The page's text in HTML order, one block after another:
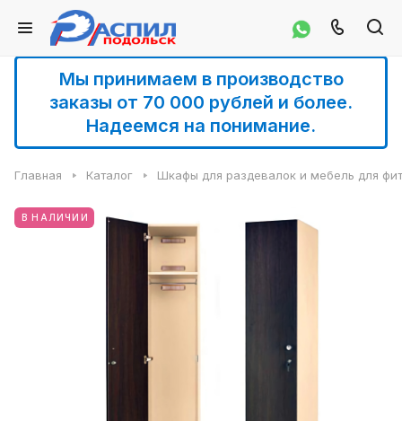
Мы принимаем в производство
заказы от 70 000 рублей и более.
Надеемся на понимание.
Главная Каталог Шкафы для раздевалок и мебель для
В НАЛИЧИИ